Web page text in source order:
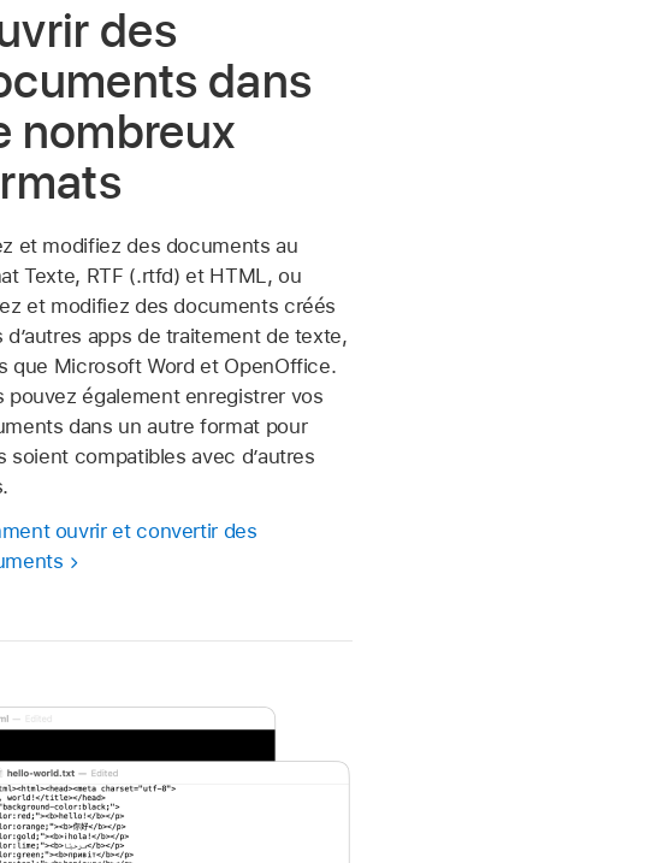
des
dans
nombreux
et modifiez des documents au
Texte, RTF (.rtfd) et HTML, ou
et modifiez des documents créés
d’autres apps de traitement de texte,
que Microsoft Word et OpenOffice.
pouvez également enregistrer vos
dans un autre format pour
soient compatibles avec d’autres
ouvrir et convertir des